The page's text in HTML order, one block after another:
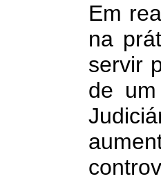
Em
na
servir
de